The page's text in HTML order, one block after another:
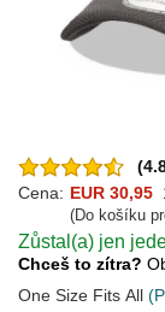
Cena: EUR 30,95
(Do košíku
Zůstal(a) jen
Chceš to zítra?
One Size Fits All